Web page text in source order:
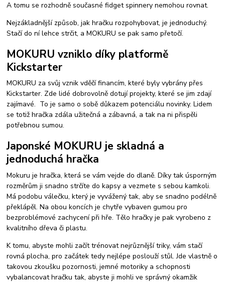
A tomu se rozhodně současné fidget spinnery nemohou rovnat.
Nejzákladnější způsob, jak hračku rozpohybovat, je jednoduchý.
Stačí do ní lehce strčit, a MOKURU se pak samo přetočí.
MOKURU vzniklo díky platformě
Kickstarter
MOKURU za svůj vznik vděčí financím, které byly vybrány přes
Kickstarter. Zde lidé dobrovolně dotují projekty, které se jim zdají
zajímavé. To je samo o sobě důkazem potenciálu novinky. Lidem
se totiž hračka zdála užitečná a zábavná, a tak na ni přispěli
potřebnou sumou.
Japonské MOKURU je skladná a
jednoduchá hračka
Mokuru je hračka, která se vám vejde do dlaně. Díky tak úsporným
rozměrům ji snadno strčíte do kapsy a vezmete s sebou kamkoli.
Má podobu válečku, který je vyvážený tak, aby se snadno podélně
překlápěl. Na obou koncích je chytře vybaven gumou pro
bezproblémové zachycení při hře. Tělo hračky je pak vyrobeno z
kvalitního dřeva či plastu.
K tomu, abyste mohli začít trénovat nejrůznější triky, vám stačí
rovná plocha, pro začátek tedy nejlépe poslouží stůl. Jde vlastně o
takovou zkoušku pozornosti, jemné motoriky a schopnosti
vybalancovat hračku tak, abyste ji mohli ve správný okamžik